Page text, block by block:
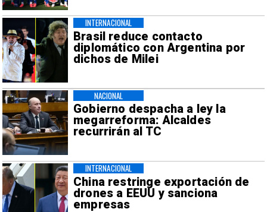
Brasil reduce contacto
diplomático con Argentina por
dichos de Milei
INTERNACIONAL
Gobierno despacha a ley la
megarreforma: Alcaldes
recurrirán al TC
NACIONAL
China restringe exportación de
drones a EEUU y sanciona
empresas
INTERNACIONAL